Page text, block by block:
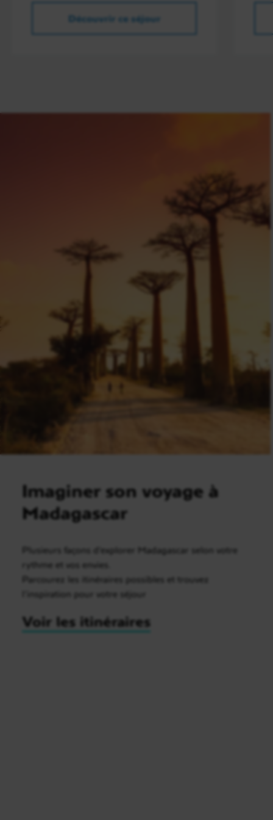
Découvrir ce séjour
Imaginer son voyage à
Madagascar
Plusieurs façons d’explorer Madagascar selon votre
rythme et vos envies.
Parcourez les itinéraires possibles et trouvez
l’inspiration pour votre séjour
Voir les itinéraires